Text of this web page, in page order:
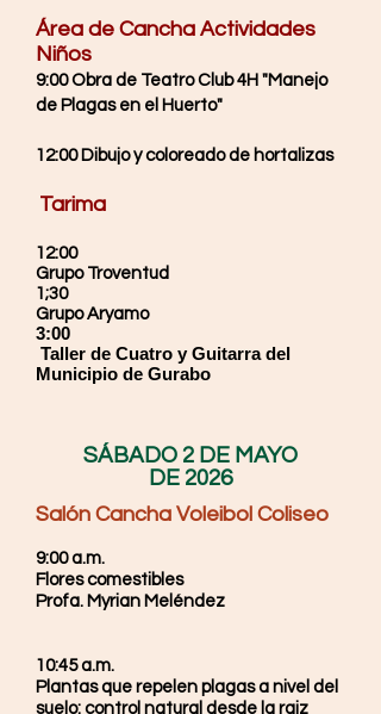
Área de Cancha Actividades
Niños
​9:00 Obra de Teatro Club 4H "Manejo
de Plagas en el Huerto"
​12:00 Dibujo y coloreado de hortalizas
Tarima
12:00
Grupo Troventud
​1;30
Grupo Aryamo
​3:00
Taller de Cuatro y Guitarra del
Municipio de Gurabo
SÁBADO 2 DE MAYO
DE 2026
Salón Cancha Voleibol Coliseo
9:00 a.m.
Flores comestibles
Profa. Myrian Meléndez
10:45 a.m.
Plantas que repelen plagas a nivel del
suelo: control natural desde la raiz